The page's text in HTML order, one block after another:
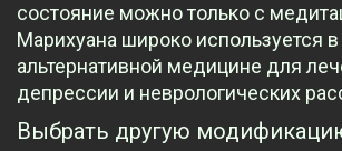
состояние можно только с
Марихуана широко используется в
альтернативной медицине для
депрессии и неврологических
Выбрать другую